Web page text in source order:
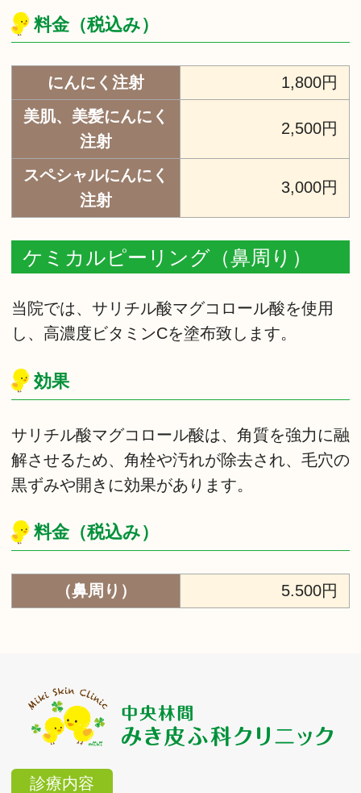
料金（税込み）
にんにく注射
1,800円
美肌、美髪にんにく
注射
2,500円
スペシャルにんにく
注射
3,000円
ケミカルピーリング（鼻周り）
当院では、サリチル酸マグコロール酸を使用
し、高濃度ビタミンCを塗布致します。
効果
サリチル酸マグコロール酸は、角質を強力に融
解させるため、角栓や汚れが除去され、毛穴の
黒ずみや開きに効果があります。
料金（税込み）
（鼻周り） 5.500円
診療内容